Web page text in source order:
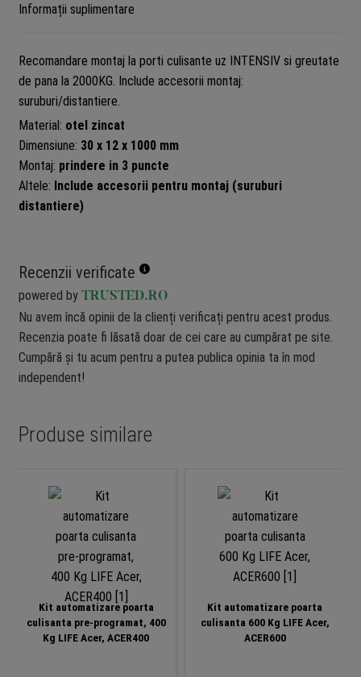
Informații suplimentare
Recomandare montaj la porti culisante uz INTENSIV si greutate
de pana la 2000KG. Include accesorii montaj:
suruburi/distantiere.
Material: otel zincat
Dimensiune: 30 x 12 x 1000 mm
Montaj: prindere in 3 puncte
Altele: Include accesorii pentru montaj (suruburi
distantiere)
Recenzii verificate
powered by TRUSTED.RO
Nu avem încă opinii de la clienți verificați pentru acest produs.
Recenzia poate fi lăsată doar de cei care au cumpărat pe site.
Cumpără și tu acum pentru a putea publica opinia ta în mod
independent!
Produse similare
Kit automatizare poarta
culisanta pre-programat, 400
Kg LIFE Acer, ACER400
Kit automatizare poarta
culisanta 600 Kg LIFE Acer,
ACER600